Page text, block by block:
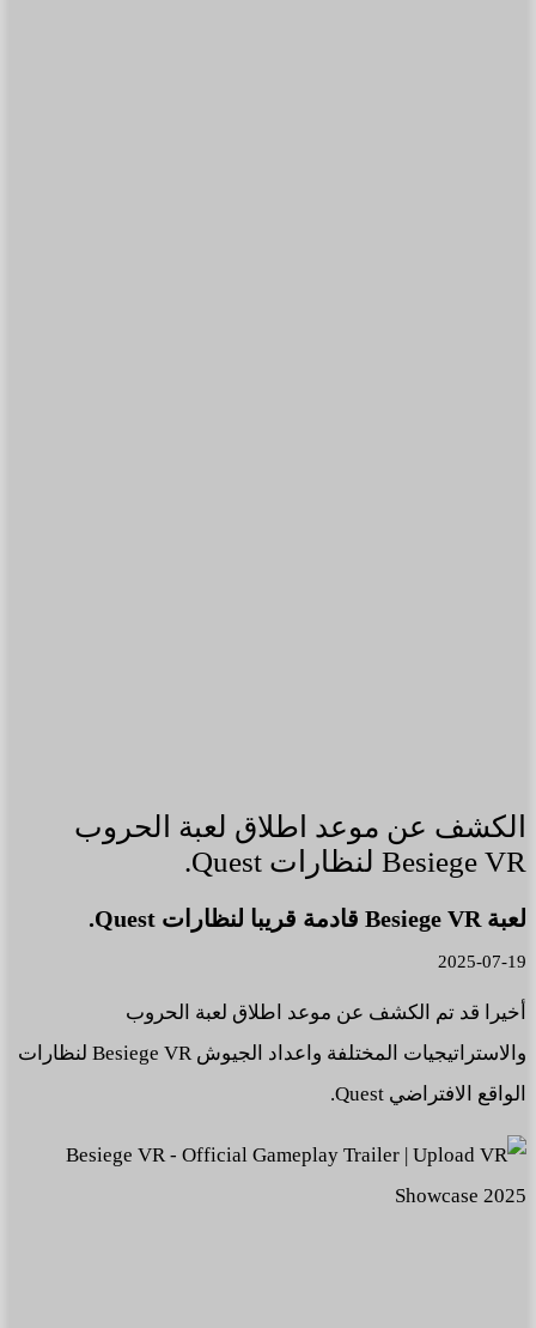
الكشف عن موعد اطلاق لعبة الحروب
Besiege VR لنظارات Quest.
لعبة Besiege VR قادمة قريبا لنظارات Quest.
2025-07-19
أخيرا قد تم الكشف عن موعد اطلاق لعبة الحروب
والاستراتيجيات المختلفة واعداد الجيوش Besiege VR لنظارات
الواقع الافتراضي Quest.